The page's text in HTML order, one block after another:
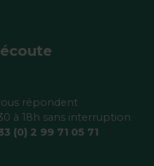
répondent
à 18h sans interruption
(0) 2 99 71 05 71